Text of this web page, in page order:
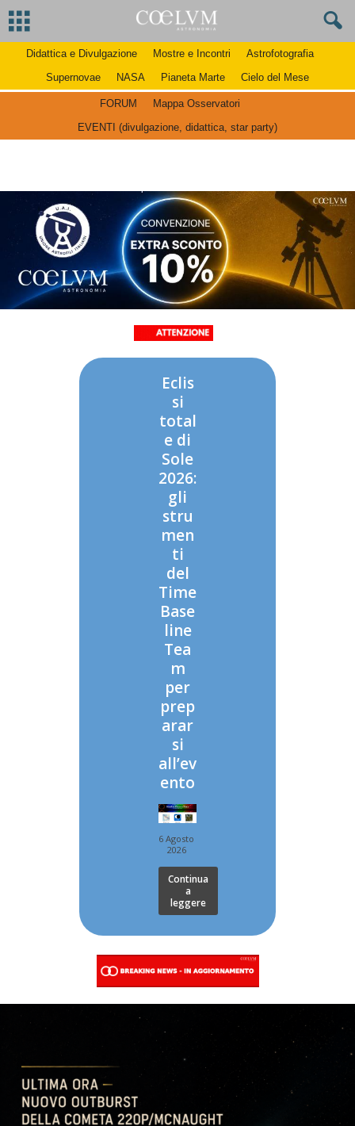
Didattica e Divulgazione Mostre e Incontri
Astrofotografia
Supernovae
NASA Pianeta Marte Cielo del Mese
FORUM
Mappa Osservatori
EVENTI (divulgazione, didattica, star party)
Eclis
si
total
e di
Sole
2026:
gli
stru
men
ti
del
Time
Base
line
Tea
m
per
prep
arar
si
all’ev
ento
6 Agosto
2026
Continua
a
leggere